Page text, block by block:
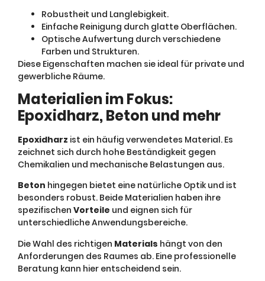
Robustheit und Langlebigkeit.
Einfache Reinigung durch glatte Oberflächen.
Optische Aufwertung durch verschiedene
Farben und Strukturen.
Diese Eigenschaften machen sie ideal für private und
gewerbliche Räume.
Materialien im Fokus:
Epoxidharz, Beton und mehr
Epoxidharz ist ein häufig verwendetes Material. Es
zeichnet sich durch hohe Beständigkeit gegen
Chemikalien und mechanische Belastungen aus.
Beton hingegen bietet eine natürliche Optik und ist
besonders robust. Beide Materialien haben ihre
spezifischen Vorteile und eignen sich für
unterschiedliche Anwendungsbereiche.
Die Wahl des richtigen Materials hängt von den
Anforderungen des Raumes ab. Eine professionelle
Beratung kann hier entscheidend sein.